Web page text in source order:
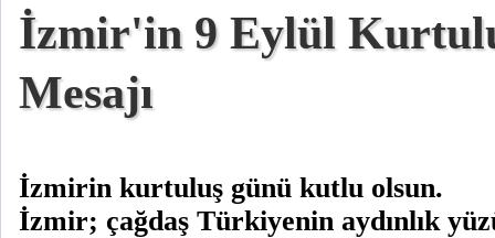
İzmir'in 9 Eylül
Mesajı
İzmirin kurtuluş günü kutlu olsun.
İzmir; çağdaş Türkiyenin aydınlık